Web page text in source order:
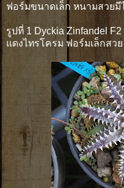
ฟอร์มขนาดเล็ก หนามสวย
รูปที่ 1 Dyckia Zinfandel
แดงไทรโครม ฟอร์มเล็กสวย